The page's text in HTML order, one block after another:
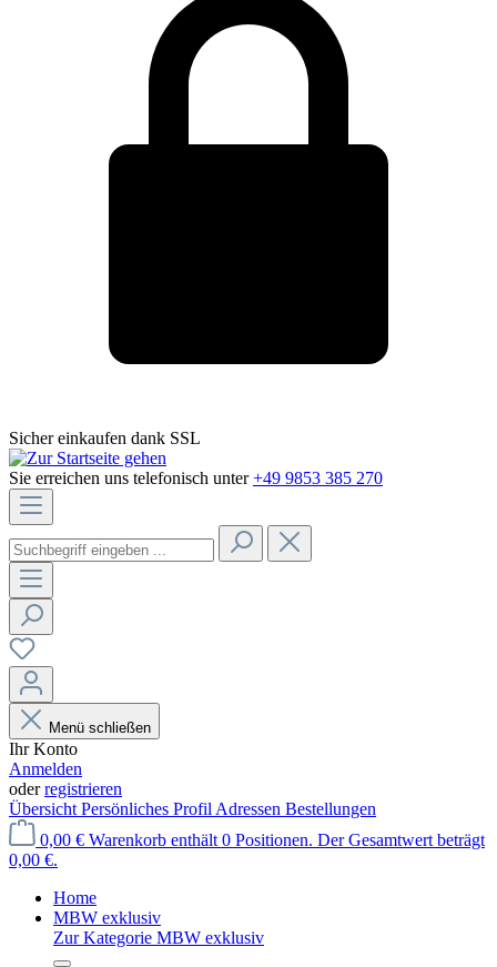
Sicher einkaufen dank SSL
Sie erreichen uns telefonisch unter +49 9853 385 270
Menü schließen
Ihr Konto
Anmelden
oderregistrieren
Übersicht Persönliches Profil Adressen Bestellungen
0,00 € Warenkorb enthält 0 Positionen. Der Gesamtwert beträgt
0,00 €.
Home
MBW exklusiv
Zur Kategorie MBW exklusiv